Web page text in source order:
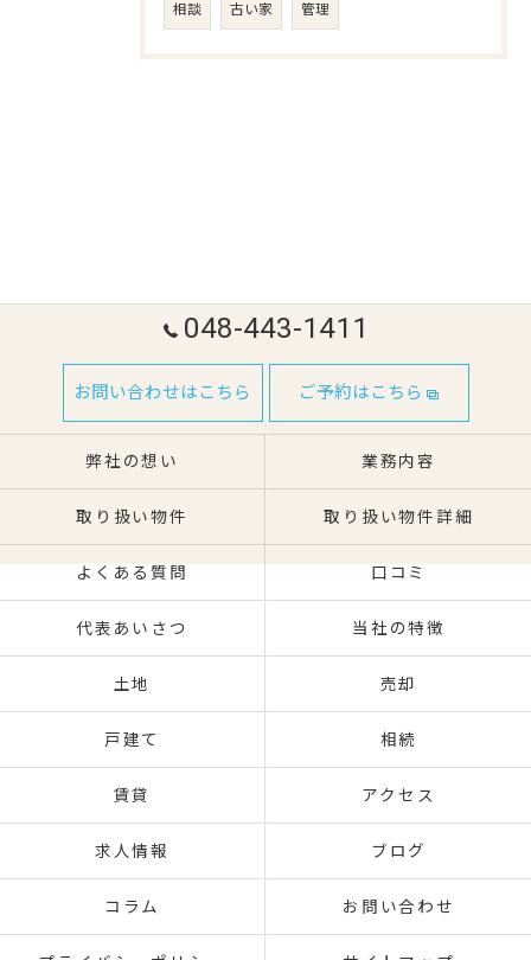
相談 古い家 管理
048-443-1411
お問い合わせはこちら ご予約はこちら
弊社の想い 業務内容
取り扱い物件 取り扱い物件詳細
よくある質問 口コミ
代表あいさつ 当社の特徴
土地 売却
戸建て 相続
賃貸 アクセス
求人情報 ブログ
コラム お問い合わせ